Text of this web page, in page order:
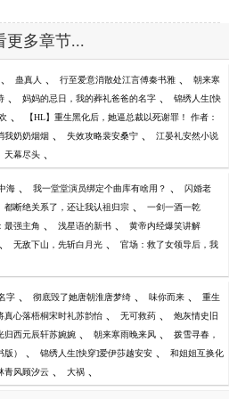
更多章节...
、 蛊真人 、 行至爱意消散处江言傅秦书雅 、 朝来寒
、 妈妈的忌日，我的葬礼爸爸的名字 、 锦绣人生[快
、 【HL】重生黑化后，她逼总裁以死谢罪！ 作者：
我奶奶烟烟 、 失效攻略裴安桑宁 、 江晏礼安然小说
天幕尽头 、
海 、 我一堂堂演员绑定个曲库有啥用？ 、 闪婚老
都断绝关系了，还让我认祖归宗 、 一剑一酒一乾
最强主角 、 浅星语的新书 、 黄帝内经爆笑讲解
、 无敌下山，先斩白月光 、 官场：救了女领导后，我
字 、 彻底毁了她唐朝淮唐梦绮 、 味你而来 、 重生
真心落梧桐宋时礼苏韵怡 、 无可救药 、 炮灰情史旧
归西元辰轩苏婉婉 、 朝来寒雨晚来风 、 拨雪寻春，
） 、 锦绣人生[快穿]爱伊莎越安安 、 和姐姐互换化
青风顾汐云 、 大祸 、